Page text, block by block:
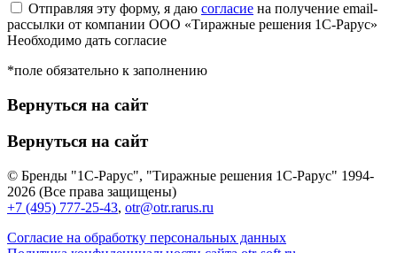
Отправляя эту форму, я даю согласие на получение email-
рассылки от компании ООО «Тиражные решения 1С-Рарус»
Необходимо дать согласие
*поле обязательно к заполнению
Вернуться на сайт
Вернуться на сайт
© Бренды "1С-Рарус", "Тиражные решения 1С-Рарус" 1994-
2026 (Все права защищены)
+7 (495) 777-25-43, otr@otr.rarus.ru
Согласие на обработку персональных данных